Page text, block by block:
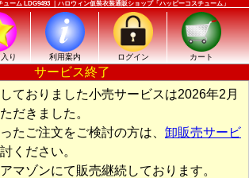
ーム LDG9493 ｜ハロウィン仮装衣装通販ショップ「ハッピーコスチューム」
り 利用案内 ログイン カート
サービス終了
ておりました小売サービスは2026年2月
だきました。
たご注文をご検討の方は、 卸販売サービ
ください。
マゾンにて販売継続しております。